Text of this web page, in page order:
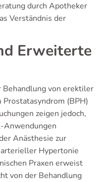
durch Apotheker
Verständnis der
Erweiterte
von erektiler
(BPH)
zeigen jedoch,
Anwendungen
Anästhesie zur
Hypertonie
Praxen erweist
von der Behandlung